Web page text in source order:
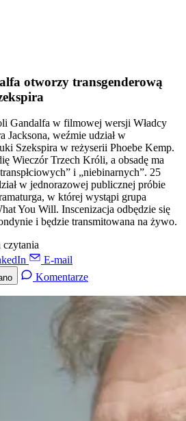
otworzy transgenderową
Gandalfa w filmowej wersji Władcy
Jacksona, weźmie udział w
Szekspira w reżyserii Phoebe Kemp.
Wieczór Trzech Króli, a obsadę ma
i „niebinarnych”. 25
w jednorazowej publicznej próbie
w której wystąpi grupa
You Will. Inscenizacja odbędzie się
i będzie transmitowana na żywo.
czytania
E-mail
Komentarze